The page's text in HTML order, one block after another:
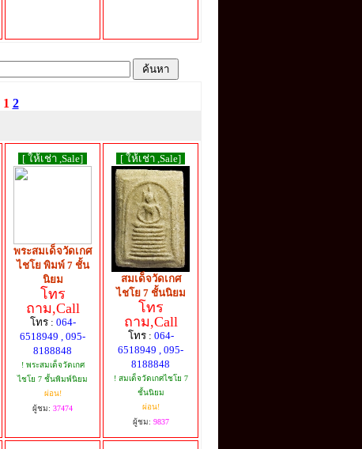
1 2
[ ให้เช่า ,Sale]
พระสมเด็จวัดเกศ
ไชโย พิมพ์ 7 ชั้น
นิยม
โทร
ถาม,Call
โทร : 064-
6518949 , 095-
8188848
! พระสมเด็จวัดเกศ
ไชโย 7 ชั้นพิมพ์นิยม
ผ่อน!
ผู้ชม: 37474
[ ให้เช่า ,Sale]
สมเด็จวัดเกศ
ไชโย 7 ชั้นนิยม
โทร
ถาม,Call
โทร : 064-
6518949 , 095-
8188848
! สมเด็จวัดเกศไชโย 7
ชั้นนิยม
ผ่อน!
ผู้ชม: 9837